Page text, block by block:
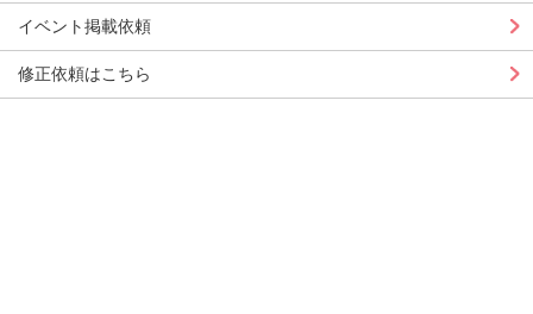
イベント掲載依頼
修正依頼はこちら